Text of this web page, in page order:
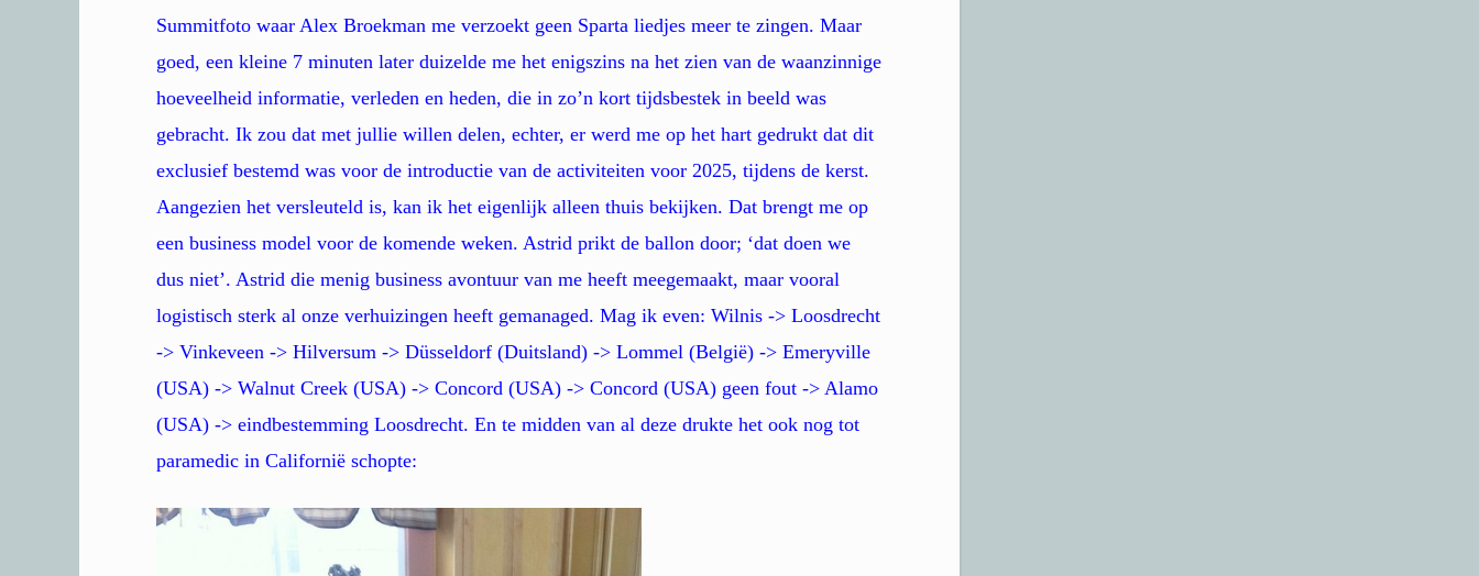
Summitfoto waar Alex Broekman me verzoekt geen Sparta liedjes meer te zingen. Maar
goed, een kleine 7 minuten later duizelde me het enigszins na het zien van de waanzinnige
hoeveelheid informatie, verleden en heden, die in zo’n kort tijdsbestek in beeld was
gebracht. Ik zou dat met jullie willen delen, echter, er werd me op het hart gedrukt dat dit
exclusief bestemd was voor de introductie van de activiteiten voor 2025, tijdens de kerst.
Aangezien het versleuteld is, kan ik het eigenlijk alleen thuis bekijken. Dat brengt me op
een business model voor de komende weken. Astrid prikt de ballon door; ‘dat doen we
dus niet’. Astrid die menig business avontuur van me heeft meegemaakt, maar vooral
logistisch sterk al onze verhuizingen heeft gemanaged. Mag ik even: Wilnis -> Loosdrecht
-> Vinkeveen -> Hilversum -> Düsseldorf (Duitsland) -> Lommel (België) -> Emeryville
(USA) -> Walnut Creek (USA) -> Concord (USA) -> Concord (USA) geen fout -> Alamo
(USA) -> eindbestemming Loosdrecht. En te midden van al deze drukte het ook nog tot
paramedic in Californië schopte: